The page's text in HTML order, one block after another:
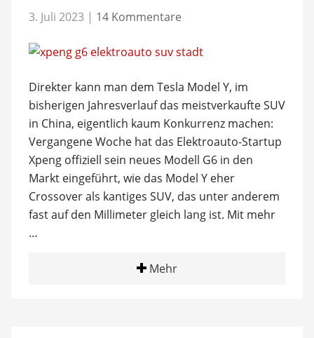
3. Juli 2023 | 14 Kommentare
Direkter kann man dem Tesla Model Y, im
bisherigen Jahresverlauf das meistverkaufte SUV
in China, eigentlich kaum Konkurrenz machen:
Vergangene Woche hat das Elektroauto-Startup
Xpeng offiziell sein neues Modell G6 in den
Markt eingeführt, wie das Model Y eher
Crossover als kantiges SUV, das unter anderem
fast auf den Millimeter gleich lang ist. Mit mehr
…
Mehr